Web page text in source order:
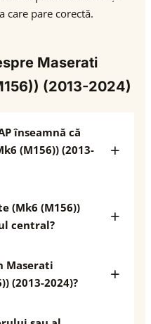
care pare corectă.
Maserati
(2013-2024)
înseamnă că
(M156)) (2013-
(Mk6 (M156))
central?
Maserati
(2013-2024)?